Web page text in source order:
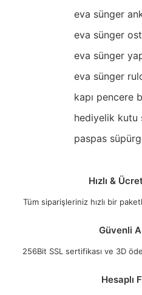
eva sünger
eva sünger
eva sünger
eva sünger
kapı pencere
hediyelik kutu
paspas
Hızlı &
Tüm siparişleriniz hızlı bir
Güvenli
256Bit SSL sertifikası ve 3D
Hesaplı